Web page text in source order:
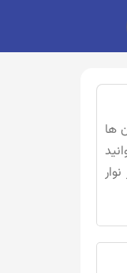
ها